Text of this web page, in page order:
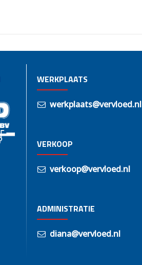
WERKPLAATS
werkplaats@vervloed.nl
VERKOOP
verkoop@vervloed.nl
ADMINISTRATIE
diana@vervloed.nl